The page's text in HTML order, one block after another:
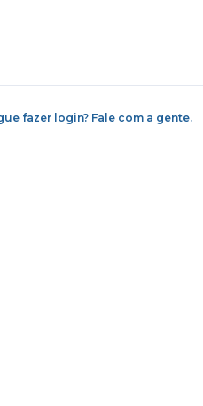
fazer login? Fale com a gente.